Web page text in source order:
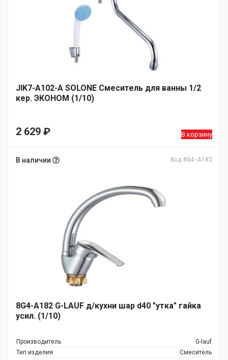
JIK7-A102-А SOLONE Смеситель для ванны 1/2
кер. ЭКОНОМ (1/10)
2 629 ₽ В корзину
В наличии Код 8G4-A182
8G4-A182 G-LAUF д/кухни шар d40 "утка" гайка
усил. (1/10)
Производитель
G-lauf
Тип изделия
Смеситель